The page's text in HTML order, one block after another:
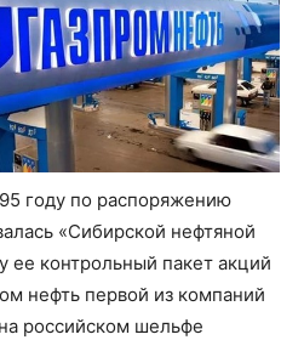
году по распоряжению
«Сибирской нефтяной
ее контрольный пакет акций
нефть первой из компаний
российском шельфе